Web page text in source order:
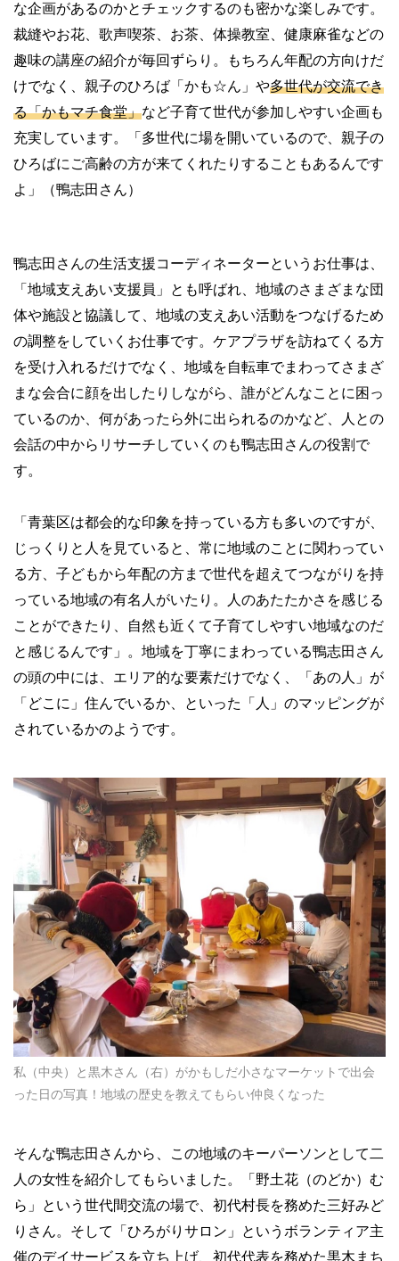
な企画があるのかとチェックするのも密かな楽しみです。
裁縫やお花、歌声喫茶、お茶、体操教室、健康麻雀などの
趣味の講座の紹介が毎回ずらり。もちろん年配の方向けだ
けでなく、親子のひろば「かも☆ん」や多世代が交流でき
る「かもマチ食堂」など子育て世代が参加しやすい企画も
充実しています。「多世代に場を開いているので、親子の
ひろばにご高齢の方が来てくれたりすることもあるんです
よ」（鴨志田さん）
鴨志田さんの生活支援コーディネーターというお仕事は、
「地域支えあい支援員」とも呼ばれ、地域のさまざまな団
体や施設と協議して、地域の支えあい活動をつなげるため
の調整をしていくお仕事です。ケアプラザを訪ねてくる方
を受け入れるだけでなく、地域を自転車でまわってさまざ
まな会合に顔を出したりしながら、誰がどんなことに困っ
ているのか、何があったら外に出られるのかなど、人との
会話の中からリサーチしていくのも鴨志田さんの役割で
す。
「青葉区は都会的な印象を持っている方も多いのですが、
じっくりと人を見ていると、常に地域のことに関わってい
る方、子どもから年配の方まで世代を超えてつながりを持
っている地域の有名人がいたり。人のあたたかさを感じる
ことができたり、自然も近くて子育てしやすい地域なのだ
と感じるんです」。地域を丁寧にまわっている鴨志田さん
の頭の中には、エリア的な要素だけでなく、「あの人」が
「どこに」住んでいるか、といった「人」のマッピングが
されているかのようです。
私（中央）と黒木さん（右）がかもしだ小さなマーケットで出会
った日の写真！地域の歴史を教えてもらい仲良くなった
そんな鴨志田さんから、この地域のキーパーソンとして二
人の女性を紹介してもらいました。「野土花（のどか）む
ら」という世代間交流の場で、初代村長を務めた三好みど
りさん。そして「ひろがりサロン」というボランティア主
催のデイサービスを立ち上げ、初代代表を務めた黒木まち